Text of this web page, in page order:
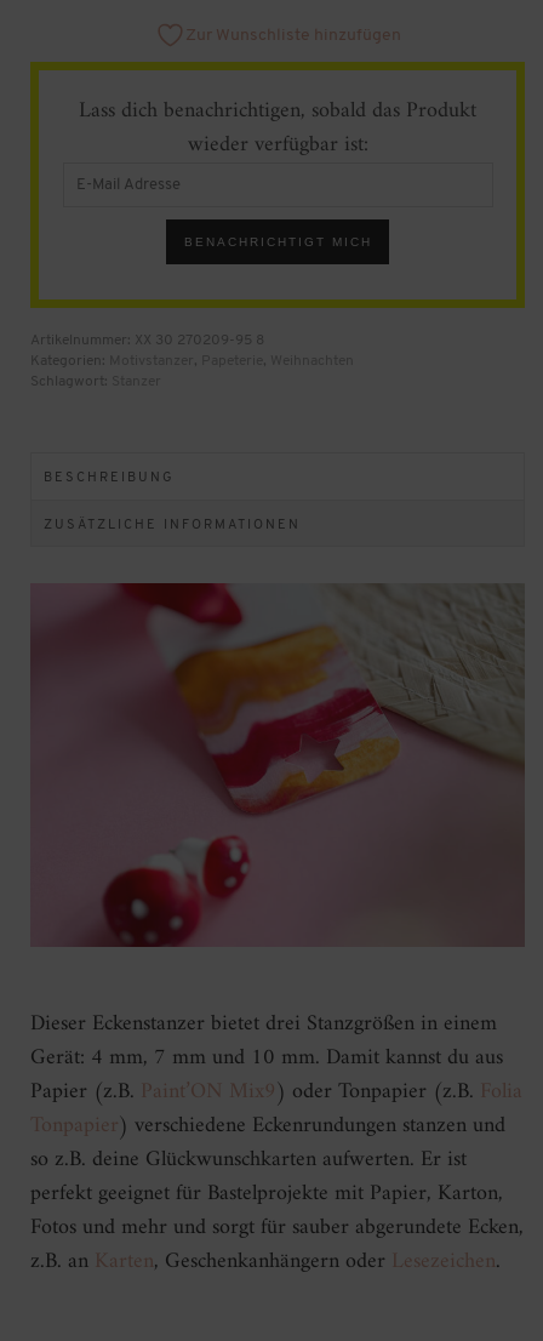
Zur Wunschliste hinzufügen
Lass dich benachrichtigen, sobald das Produkt
wieder verfügbar ist:
your
waitlist
this
product
BENACHRICHTIGT MICH
Artikelnummer: XX 30 270209-95 8
Kategorien:
, ,
Schlagwort:
BESCHREIBUNG
ZUSÄTZLICHE INFORMATIONEN
Dieser Eckenstanzer bietet drei Stanzgrößen in einem
Gerät: 4 mm, 7 mm und 10 mm. Damit kannst du aus
Papier (z.B. Paint’ON Mix9) oder Tonpapier (z.B. Folia
Tonpapier) verschiedene Eckenrundungen stanzen und
so z.B. deine Glückwunschkarten aufwerten. Er ist
perfekt geeignet für Bastelprojekte mit Papier, Karton,
Fotos und mehr und sorgt für sauber abgerundete Ecken,
z.B. an Karten, Geschenkanhängern oder Lesezeichen.